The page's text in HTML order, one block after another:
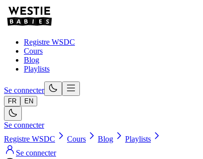
Registre WSDC
Cours
Blog
Playlists
Se connecter
FR EN
Se connecter
Registre WSDC
Cours Blog
Playlists
Se connecter